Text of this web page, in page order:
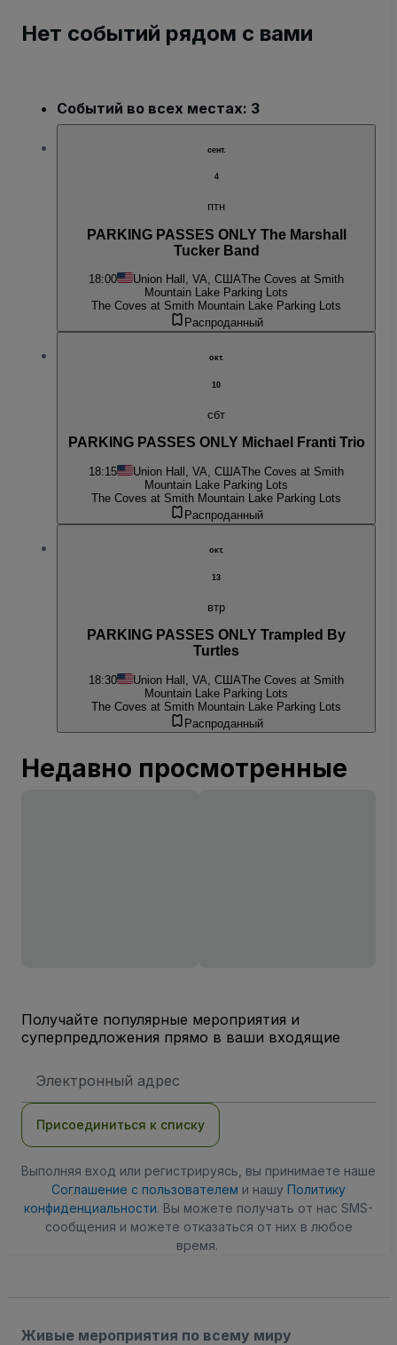
Нет событий рядом с вами
Событий во всех местах: 3
сент.
4
птн
PARKING PASSES ONLY The Marshall
Tucker Band
18:00 Union Hall, VA, СШАThe Coves at Smith
Mountain Lake Parking Lots
The Coves at Smith Mountain Lake Parking Lots
Распроданный
окт.
10
сбт
PARKING PASSES ONLY Michael Franti Trio
18:15 Union Hall, VA, СШАThe Coves at Smith
Mountain Lake Parking Lots
The Coves at Smith Mountain Lake Parking Lots
Распроданный
окт.
13
втр
PARKING PASSES ONLY Trampled By
Turtles
18:30 Union Hall, VA, СШАThe Coves at Smith
Mountain Lake Parking Lots
The Coves at Smith Mountain Lake Parking Lots
Распроданный
Недавно просмотренные
Получайте популярные мероприятия и
суперпредложения прямо в ваши входящие
электронной
Присоединиться к списку
Выполняя вход или регистрируясь, вы принимаете наше
Соглашение с пользователем и нашу Политику
конфиденциальности. Вы можете получать от нас SMS-
сообщения и можете отказаться от них в любое
время.
Живые мероприятия по всему миру